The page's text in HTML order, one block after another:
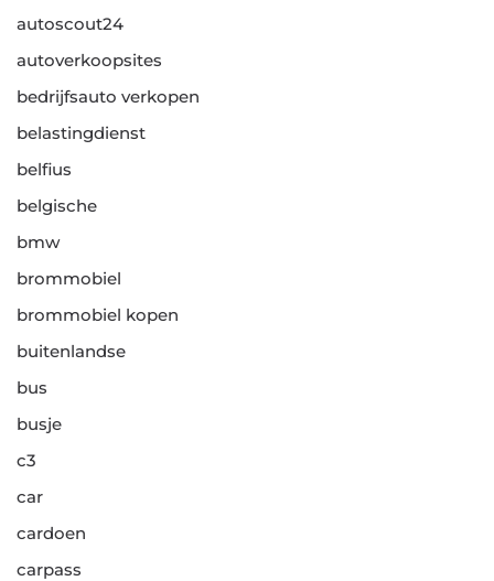
autoscout24
autoverkoopsites
bedrijfsauto verkopen
belastingdienst
belfius
belgische
bmw
brommobiel
brommobiel kopen
buitenlandse
bus
busje
c3
car
cardoen
carpass